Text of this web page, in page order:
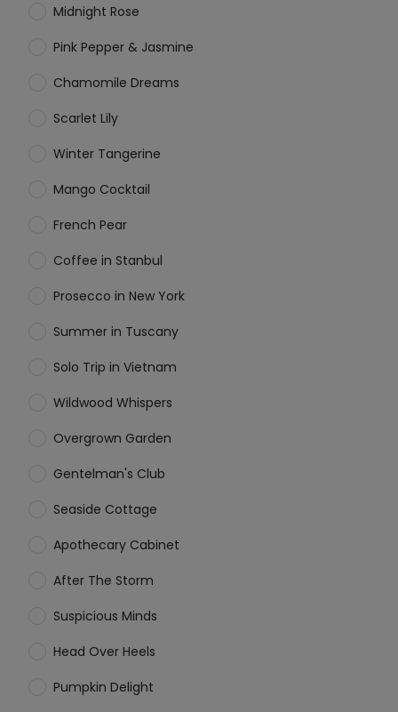
Midnight Rose
Pink Pepper & Jasmine
Chamomile Dreams
Scarlet Lily
Winter Tangerine
Mango Cocktail
French Pear
Coffee in Stanbul
Prosecco in New York
Summer in Tuscany
Solo Trip in Vietnam
Wildwood Whispers
Overgrown Garden
Gentelman's Club
Seaside Cottage
Apothecary Cabinet
After The Storm
Suspicious Minds
Head Over Heels
Pumpkin Delight